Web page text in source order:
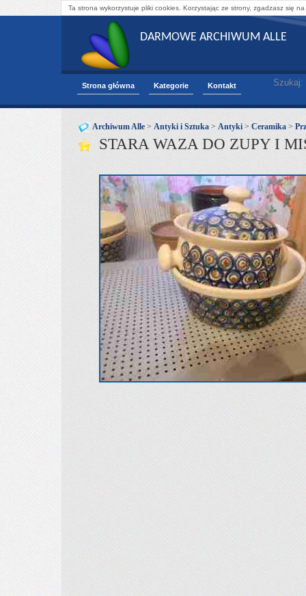
Ta strona wykorzystuje pliki cookies. Korzystając ze strony, zgadzasz się
DARMOWE ARCHIWUM ALLE
Strona główna Kategorie Kontakt Szukaj:
Archiwum Alle > Antyki i Sztuka > Antyki> Ceramika >
STARA WAZA DO ZUPY I